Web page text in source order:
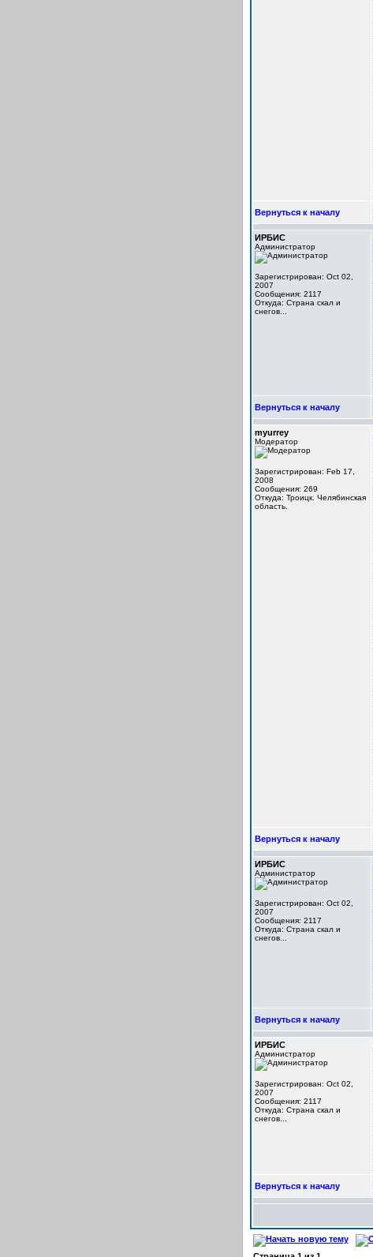
Вернуться к началу
ИРБИС
Администратор
Зарегистрирован: Oct 02,
2007
Сообщения: 2117
Откуда: Cтрана скал и
снегов...
Вернуться к началу
myurrey
Модератор
Зарегистрирован: Feb 17,
2008
Сообщения: 269
Откуда: Троицк. Челябинская
область.
Вернуться к началу
ИРБИС
Администратор
Зарегистрирован: Oct 02,
2007
Сообщения: 2117
Откуда: Cтрана скал и
снегов...
Вернуться к началу
ИРБИС
Администратор
Зарегистрирован: Oct 02,
2007
Сообщения: 2117
Откуда: Cтрана скал и
снегов...
Вернуться к началу